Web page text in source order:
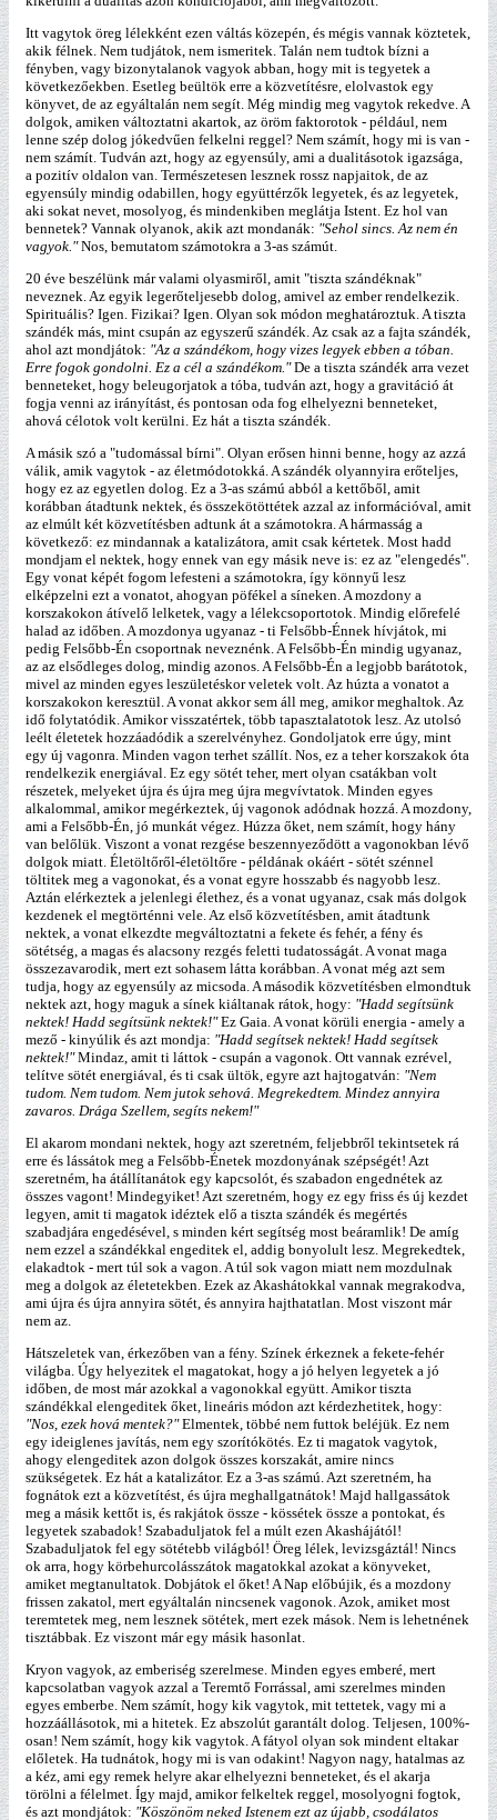
Itt vagytok öreg lélekként ezen váltás közepén, és mégis vannak köztetek,
akik félnek. Nem tudjátok, nem ismeritek. Talán nem tudtok bízni a
fényben, vagy bizonytalanok vagyok abban, hogy mit is tegyetek a
következőekben. Esetleg beültök erre a közvetítésre, elolvastok egy
könyvet, de az egyáltalán nem segít. Még mindig meg vagytok rekedve. A
dolgok, amiken változtatni akartok, az öröm faktorotok - például, nem
lenne szép dolog jókedvűen felkelni reggel? Nem számít, hogy mi is van -
nem számít. Tudván azt, hogy az egyensúly, ami a dualitásotok igazsága,
a pozitív oldalon van. Természetesen lesznek rossz napjaitok, de az
egyensúly mindig odabillen, hogy együttérzők legyetek, és az legyetek,
aki sokat nevet, mosolyog, és mindenkiben meglátja Istent. Ez hol van
bennetek? Vannak olyanok, akik azt mondanák: "Sehol sincs. Az nem én
vagyok."Nos, bemutatom számotokra a 3-as számút.
20 éve beszélünk már valami olyasmiről, amit "tiszta szándéknak"
neveznek. Az egyik legerőteljesebb dolog, amivel az ember rendelkezik.
Spirituális? Igen. Fizikai? Igen. Olyan sok módon meghatároztuk. A tiszta
szándék más, mint csupán az egyszerű szándék. Az csak az a fajta szándék,
ahol azt mondjátok: "Az a szándékom, hogy vizes legyek ebben a tóban.
Erre fogok gondolni. Ez a cél a szándékom."De a tiszta szándék arra vezet
benneteket, hogy beleugorjatok a tóba, tudván azt, hogy a gravitáció át
fogja venni az irányítást, és pontosan oda fog elhelyezni benneteket,
ahová célotok volt kerülni. Ez hát a tiszta szándék.
A másik szó a "tudomással bírni". Olyan erősen hinni benne, hogy az azzá
válik, amik vagytok - az életmódotokká. A szándék olyannyira erőteljes,
hogy ez az egyetlen dolog. Ez a 3-as számú abból a kettőből, amit
korábban átadtunk nektek, és összekötöttétek azzal az információval, amit
az elmúlt két közvetítésben adtunk át a számotokra. A hármasság a
következő: ez mindannak a katalizátora, amit csak kértetek. Most hadd
mondjam el nektek, hogy ennek van egy másik neve is: ez az "elengedés".
Egy vonat képét fogom lefesteni a számotokra, így könnyű lesz
elképzelni ezt a vonatot, ahogyan pöfékel a síneken. A mozdony a
korszakokon átívelő lelketek, vagy a lélekcsoportotok. Mindig előrefelé
halad az időben. A mozdonya ugyanaz - ti Felsőbb-Énnek hívjátok, mi
pedig Felsőbb-Én csoportnak neveznénk. A Felsőbb-Én mindig ugyanaz,
az az elsődleges dolog, mindig azonos. A Felsőbb-Én a legjobb barátotok,
mivel az minden egyes leszületéskor veletek volt. Az húzta a vonatot a
korszakokon keresztül. A vonat akkor sem áll meg, amikor meghaltok. Az
idő folytatódik. Amikor visszatértek, több tapasztalatotok lesz. Az utolsó
leélt életetek hozzáadódik a szerelvényhez. Gondoljatok erre úgy, mint
egy új vagonra. Minden vagon terhet szállít. Nos, ez a teher korszakok óta
rendelkezik energiával. Ez egy sötét teher, mert olyan csatákban volt
részetek, melyeket újra és újra meg újra megvívtatok. Minden egyes
alkalommal, amikor megérkeztek, új vagonok adódnak hozzá. A mozdony,
ami a Felsőbb-Én, jó munkát végez. Húzza őket, nem számít, hogy hány
van belőlük. Viszont a vonat rezgése beszennyeződött a vagonokban lévő
dolgok miatt. Életöltőről-életöltőre - példának okáért - sötét szénnel
töltitek meg a vagonokat, és a vonat egyre hosszabb és nagyobb lesz.
Aztán elérkeztek a jelenlegi élethez, és a vonat ugyanaz, csak más dolgok
kezdenek el megtörténni vele. Az első közvetítésben, amit átadtunk
nektek, a vonat elkezdte megváltoztatni a fekete és fehér, a fény és
sötétség, a magas és alacsony rezgés feletti tudatosságát. A vonat maga
összezavarodik, mert ezt sohasem látta korábban. A vonat még azt sem
tudja, hogy az egyensúly az micsoda. A második közvetítésben elmondtuk
nektek azt, hogy maguk a sínek kiáltanak rátok, hogy: "Hadd segítsünk
nektek! Hadd segítsünk nektek!"Ez Gaia. A vonat körüli energia - amely a
mező - kinyúlik és azt mondja: "Hadd segítsek nektek! Hadd segítsek
nektek!"Mindaz, amit ti láttok - csupán a vagonok. Ott vannak ezrével,
telítve sötét energiával, és ti csak ültök, egyre azt hajtogatván: "Nem
tudom. Nem tudom. Nem jutok sehová. Megrekedtem. Mindez annyira
zavaros. Drága Szellem, segíts nekem!"
El akarom mondani nektek, hogy azt szeretném, feljebbről tekintsetek rá
erre és lássátok meg a Felsőbb-Énetek mozdonyának szépségét! Azt
szeretném, ha átállítanátok egy kapcsolót, és szabadon engednétek az
összes vagont! Mindegyiket! Azt szeretném, hogy ez egy friss és új kezdet
legyen, amit ti magatok idéztek elő a tiszta szándék és megértés
szabadjára engedésével, s minden kért segítség most beáramlik! De amíg
nem ezzel a szándékkal engeditek el, addig bonyolult lesz. Megrekedtek,
elakadtok - mert túl sok a vagon. A túl sok vagon miatt nem mozdulnak
meg a dolgok az életetekben. Ezek az Akashátokkal vannak megrakodva,
ami újra és újra annyira sötét, és annyira hajthatatlan. Most viszont már
nem az.
Hátszeletek van, érkezőben van a fény. Színek érkeznek a fekete-fehér
világba. Úgy helyezitek el magatokat, hogy a jó helyen legyetek a jó
időben, de most már azokkal a vagonokkal együtt. Amikor tiszta
szándékkal elengeditek őket, lineáris módon azt kérdezhetitek, hogy:
"Nos, ezek hová mentek?"Elmentek, többé nem futtok beléjük. Ez nem
egy ideiglenes javítás, nem egy szorítókötés. Ez ti magatok vagytok,
ahogy elengeditek azon dolgok összes korszakát, amire nincs
szükségetek. Ez hát a katalizátor. Ez a 3-as számú. Azt szeretném, ha
fognátok ezt a közvetítést, és újra meghallgatnátok! Majd hallgassátok
meg a másik kettőt is, és rakjátok össze - kössétek össze a pontokat, és
legyetek szabadok! Szabaduljatok fel a múlt ezen Akashájától!
Szabaduljatok fel egy sötétebb világból! Öreg lélek, levizsgáztál! Nincs
ok arra, hogy körbehurcolásszátok magatokkal azokat a könyveket,
amiket megtanultatok. Dobjátok el őket! A Nap előbújik, és a mozdony
frissen zakatol, mert egyáltalán nincsenek vagonok. Azok, amiket most
teremtetek meg, nem lesznek sötétek, mert ezek mások. Nem is lehetnének
tisztábbak. Ez viszont már egy másik hasonlat.
Kryon vagyok, az emberiség szerelmese. Minden egyes emberé, mert
kapcsolatban vagyok azzal a Teremtő Forrással, ami szerelmes minden
egyes emberbe. Nem számít, hogy kik vagytok, mit tettetek, vagy mi a
hozzáállásotok, mi a hitetek. Ez abszolút garantált dolog. Teljesen, 100%-
osan! Nem számít, hogy kik vagytok. A fátyol olyan sok mindent eltakar
előletek. Ha tudnátok, hogy mi is van odakint! Nagyon nagy, hatalmas az
a kéz, ami egy remek helyre akar elhelyezni benneteket, és el akarja
törölni a félelmet. Így majd, amikor felkeltek reggel, mosolyogni fogtok,
és azt mondjátok: "Köszönöm neked Istenem ezt az újabb, csodálatos